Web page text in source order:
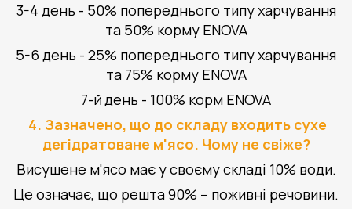
3-4 день - 50% попереднього типу харчування
та 50% корму ENOVA
5-6 день - 25% попереднього типу харчування
та 75% корму ENOVA
7-й день - 100% корм ENOVA
4. Зазначено, що до складу входить сухе
дегідратоване м'ясо. Чому не свіже?
Висушене м'ясо має у своєму складі 10% води.
Це означає, що решта 90% – поживні речовини.